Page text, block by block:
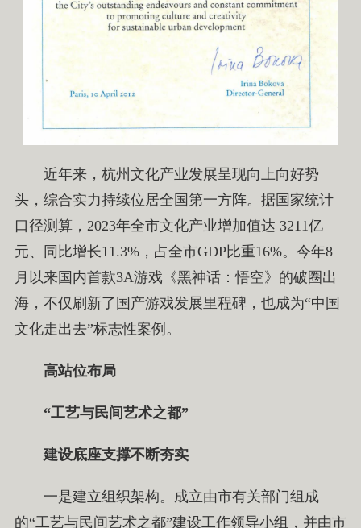
近年来，杭州文化产业发展呈现向上向好势
头，综合实力持续位居全国第一方阵。据国家统计
口径测算，2023年全市文化产业增加值达 3211亿
元、同比增长11.3%，占全市GDP比重16%。今年8
月以来国内首款3A游戏《黑神话：悟空》的破圈出
海，不仅刷新了国产游戏发展里程碑，也成为“中国
文化走出去”标志性案例。
高站位布局
“工艺与民间艺术之都”
建设底座支撑不断夯实
一是建立组织架构。成立由市有关部门组成
的“工艺与民间艺术之都”建设工作领导小组，并由市